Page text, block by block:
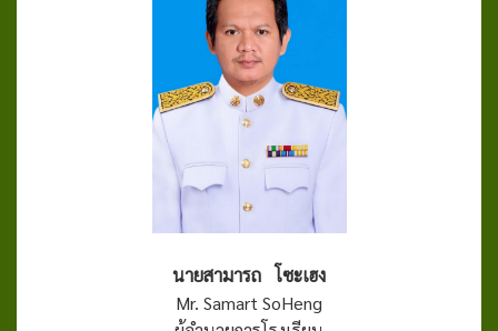
นายสามารถ โซะเฮง
Mr. Samart SoHeng